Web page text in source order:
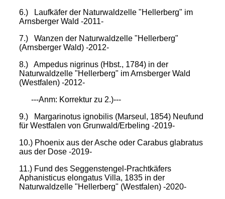
6.) Laufkäfer der Naturwaldzelle "Hellerberg" im
Arnsberger Wald -2011-
7.) Wanzen der Naturwaldzelle "Hellerberg"
(Arnsberger Wald) -2012-
8.) Ampedus nigrinus (Hbst., 1784) in der
Naturwaldzelle "Hellerberg" im Arnsberger Wald
(Westfalen) -2012-
---Anm: Korrektur zu 2.)---
9.) Margarinotus ignobilis (Marseul, 1854) Neufund
für Westfalen von Grunwald/Erbeling -2019-
10.) Phoenix aus der Asche oder Carabus glabratus
aus der Dose -2019-
11.) Fund des Seggenstengel-Prachtkäfers
Aphanisticus elongatus Villa, 1835 in der
Naturwaldzelle "Hellerberg" (Westfalen) -2020-